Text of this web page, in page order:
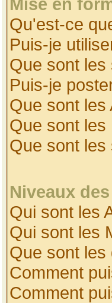
Qu'est-ce
Puis-je
Que sont les
Puis-je
Que sont les
Que sont les
Que sont
Niveaux
Qui sont les
Qui sont les
Que sont
Comment
Comment